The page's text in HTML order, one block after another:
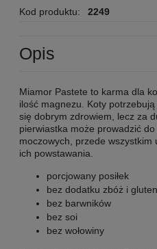
Kod produktu: 2249
Opis
Miamor Pastete to karma dla
ilość magnezu. Koty
się dobrym zdrowiem, lecz za
pierwiastka może prowadzić
moczowych, przede wszystkim
ich powstawania.
porcjowany posiłek
bez dodatku zbóż i
bez barwników
bez soi
bez wołowiny